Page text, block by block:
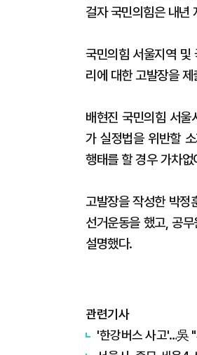
걸자 국민의힘은 내년
국민의힘 서울지역 및
리에 대한 고발장을 제
배현진 국민의힘 서울
가 실정법을 위반할
행태를 할 경우 가차
고발장을 작성한 박정
선거운동을 했고, 공
설명했다.
관련기사
'한강버스 사고'…吳